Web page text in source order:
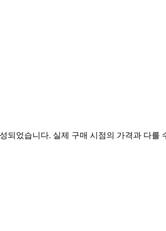
되었습니다. 실제 구매 시점의 가격과 다를